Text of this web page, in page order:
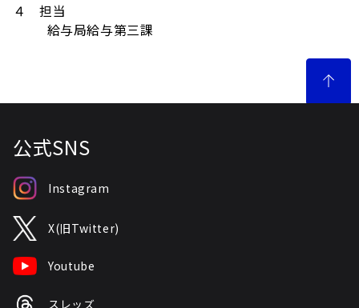
４ 担当
給与局給与第三課
公式SNS
Instagram
X(旧Twitter)
Youtube
スレッズ